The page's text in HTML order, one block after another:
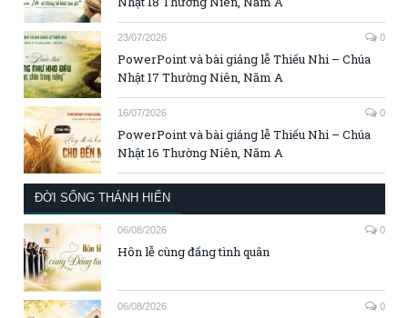
23/07/2026 0
PowerPoint và bài giảng lễ Thiếu Nhi – Chúa
Nhật 17 Thường Niên, Năm A
16/07/2026 0
PowerPoint và bài giảng lễ Thiếu Nhi – Chúa
Nhật 16 Thường Niên, Năm A
ĐỜI SỐNG THÁNH HIẾN
06/08/2026 0
Hôn lễ cùng đấng tình quân
06/08/2026 0